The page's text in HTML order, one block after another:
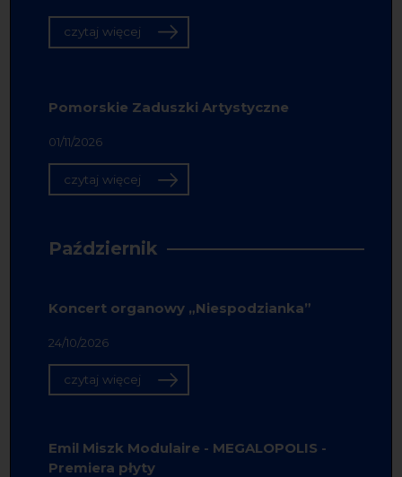
czytaj więcej
Pomorskie Zaduszki Artystyczne
01/11/2026
czytaj więcej
Październik
Koncert organowy „Niespodzianka”
24/10/2026
czytaj więcej
Emil Miszk Modulaire - MEGALOPOLIS -
Premiera płyty